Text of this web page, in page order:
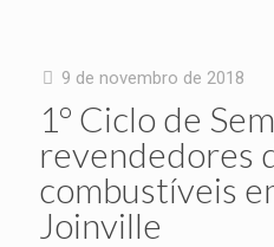
9 de novembro de 2018
1º Ciclo de
revendedores
combustíveis
Joinville